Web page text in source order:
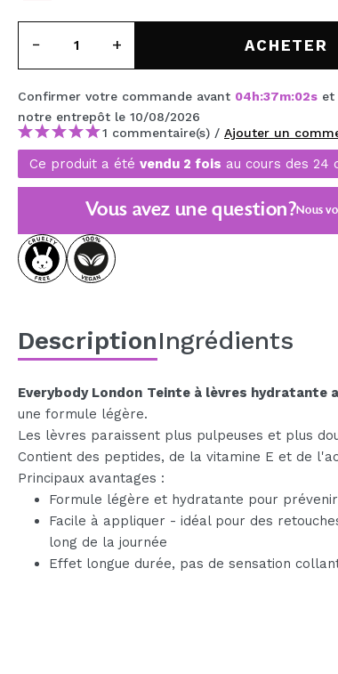
MAQUIFARMA
KOREA ZONE
TRAVEL SIZE
NATURE
OFFRES
OUTLET
ILS SONT REVENUS!
BIENTÔT DISPONIBLE
ACHETER
Confirmer votre commande avant 04h:37m:02s et
notre entrepôt le 10/08/2026
1 commentaire(s) / Ajouter un
Ce produit a été vendu 2 fois au cours des 24
Vous avez une question?Nous
DescriptionIngrédients
Everybody London Teinte à lèvres hydratante
une formule légère.
Les lèvres paraissent plus pulpeuses et plus
Contient des peptides, de la vitamine E et de
Principaux avantages :
Formule légère et hydratante pour
Facile à appliquer - idéal pour des
long de la journée
Effet longue durée, pas de sensation